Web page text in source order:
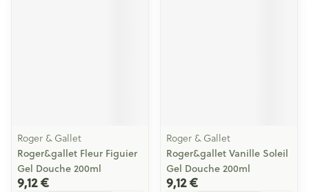
Roger & Gallet
Roger&gallet Fleur Figuier
Gel Douche 200ml
9,12 €
Roger & Gallet
Roger&gallet Vanille Soleil
Gel Douche 200ml
9,12 €